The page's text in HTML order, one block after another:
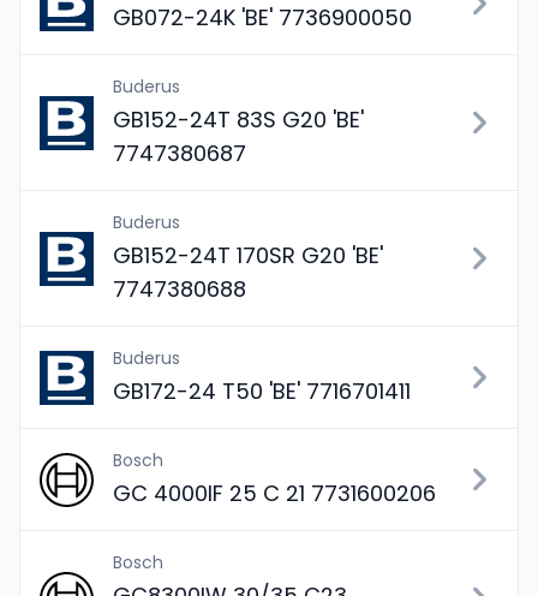
GB072-24K 'BE' 7736900050
Buderus
GB152-24T 83S G20 'BE'
7747380687
Buderus
GB152-24T 170SR G20 'BE'
7747380688
Buderus
GB172-24 T50 'BE' 7716701411
Bosch
GC 4000IF 25 C 21 7731600206
Bosch